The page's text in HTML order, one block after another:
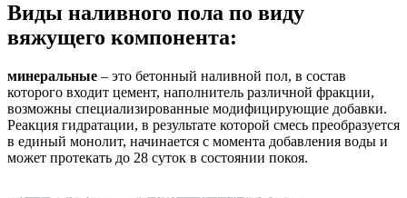
Виды наливного пола по виду
вяжущего компонента:
минеральные – это бетонный наливной пол, в состав
которого входит цемент, наполнитель различной фракции,
возможны специализированные модифицирующие добавки.
Реакция гидратации, в результате которой смесь преобразуется
в единый монолит, начинается с момента добавления воды и
может протекать до 28 суток в состоянии покоя.